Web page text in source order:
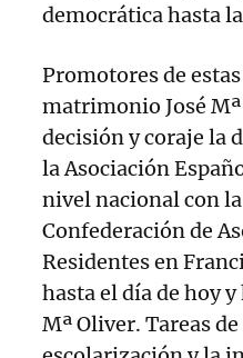
democrática hasta
Promotores de
matrimonio José
decisión y coraje la
la Asociación
nivel nacional con
Confederación de
Residentes en
hasta el día de hoy
Mª Oliver. Tareas